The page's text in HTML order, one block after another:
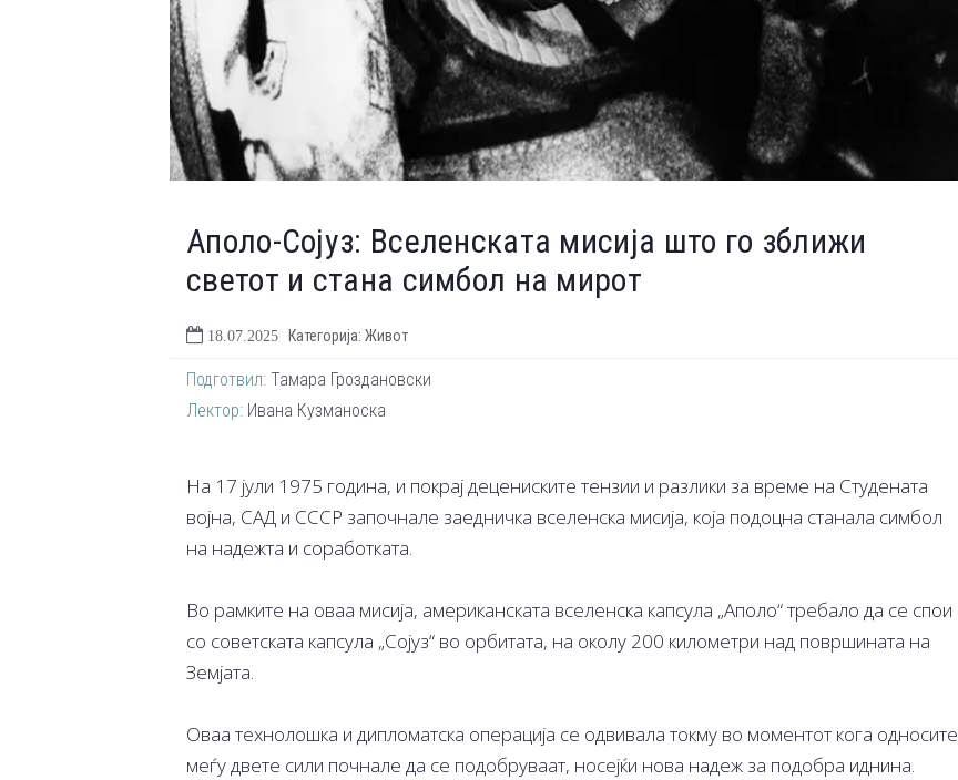
Аполо-Сојуз: Вселенската мисија што го зближи
светот и стана симбол на мирот
18.07.2025 Категорија: Живот
Подготвил: Тамара Гроздановски
Лектор: Ивана Кузманоска
На 17 јули 1975 година, и покрај децениските тензии и разлики за време на Студената
војна, САД и СССР започнале заедничка вселенска мисија, која подоцна станала симбол
на надежта и соработката.
Во рамките на оваа мисија, американската вселенска капсула „Аполо“ требало да се спои
со советската капсула „Сојуз“ во орбитата, на околу 200 километри над површината на
Земјата.
Оваа технолошка и дипломатска операција се одвивала токму во моментот кога односите
меѓу двете сили почнале да се подобруваат, носејќи нова надеж за подобра иднина.